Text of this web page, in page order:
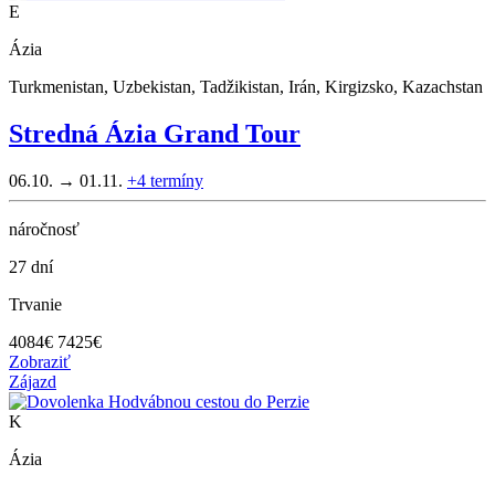
E
Ázia
Turkmenistan, Uzbekistan, Tadžikistan, Irán, Kirgizsko, Kazachstan
Stredná Ázia Grand Tour
06.10. → 01.11. +4 termíny
náročnosť
27 dní
Trvanie
4084€ 7425€
Zobraziť
Zájazd
K
Ázia